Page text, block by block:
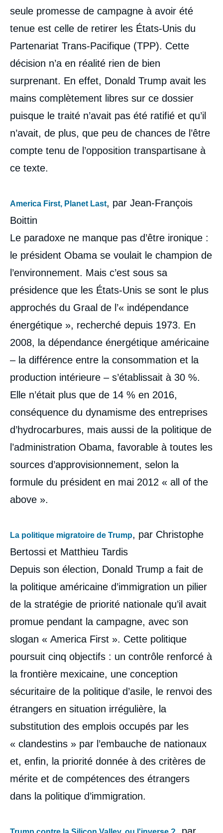
seule promesse de campagne à avoir été
tenue est celle de retirer les États-Unis du
Partenariat Trans-Pacifique (TPP). Cette
décision n’a en réalité rien de bien
surprenant. En effet, Donald Trump avait les
mains complètement libres sur ce dossier
puisque le traité n’avait pas été ratifié et qu’il
n’avait, de plus, que peu de chances de l’être
compte tenu de l’opposition transpartisane à
ce texte.
America First, Planet Last, par Jean-François
Boittin
Le paradoxe ne manque pas d’être ironique :
le président Obama se voulait le champion de
l’environnement. Mais c’est sous sa
présidence que les États-Unis se sont le plus
approchés du Graal de l’« indépendance
énergétique », recherché depuis 1973. En
2008, la dépendance énergétique américaine
– la différence entre la consommation et la
production intérieure – s’établissait à 30 %.
Elle n’était plus que de 14 % en 2016,
conséquence du dynamisme des entreprises
d’hydrocarbures, mais aussi de la politique de
l’administration Obama, favorable à toutes les
sources d’approvisionnement, selon la
formule du président en mai 2012 « all of the
above ».
La politique migratoire de Trump, par Christophe
Bertossi et Matthieu Tardis
Depuis son élection, Donald Trump a fait de
la politique américaine d’immigration un pilier
de la stratégie de priorité nationale qu’il avait
promue pendant la campagne, avec son
slogan « America First ». Cette politique
poursuit cinq objectifs : un contrôle renforcé à
la frontière mexicaine, une conception
sécuritaire de la politique d’asile, le renvoi des
étrangers en situation irrégulière, la
substitution des emplois occupés par les
« clandestins » par l’embauche de nationaux
et, enfin, la priorité donnée à des critères de
mérite et de compétences des étrangers
dans la politique d’immigration.